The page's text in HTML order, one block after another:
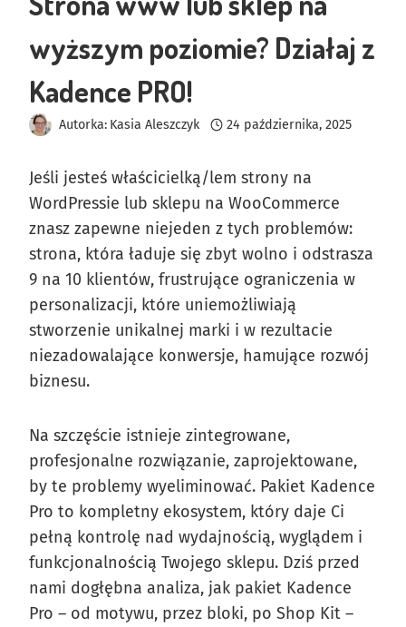
wyższym poziomie? Działaj z
Kadence PRO!
Autorka: Kasia Aleszczyk 24 października, 2025
Jeśli jesteś właścicielką/lem strony na
WordPressie lub sklepu na WooCommerce
znasz zapewne niejeden z tych problemów:
strona, która ładuje się zbyt wolno i odstrasza
9 na 10 klientów, frustrujące ograniczenia w
personalizacji, które uniemożliwiają
stworzenie unikalnej marki i w rezultacie
niezadowalające konwersje, hamujące rozwój
biznesu.
Na szczęście istnieje zintegrowane,
profesjonalne rozwiązanie, zaprojektowane,
by te problemy wyeliminować. Pakiet Kadence
Pro to kompletny ekosystem, który daje Ci
pełną kontrolę nad wydajnością, wyglądem i
funkcjonalnością Twojego sklepu. Dziś przed
nami dogłębna analiza, jak pakiet Kadence
Pro – od motywu, przez bloki, po Shop Kit –